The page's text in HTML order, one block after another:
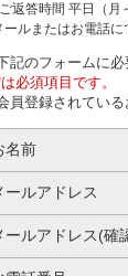
返答時間 平日（
ールまたはお電話に
記のフォームに
必須項目です。
員登録されてい
名前
ールアドレス
ールアドレス(確